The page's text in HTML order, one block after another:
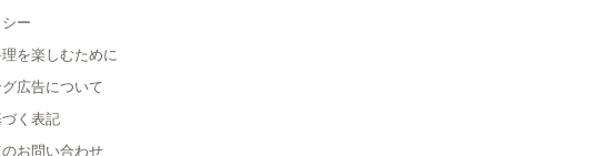
ー
を楽しむために
広告について
く表記
お問い合わせ